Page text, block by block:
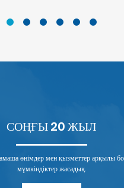
СОҢҒЫ 20 ЖЫЛ
өнімдер мен қызметтер арқылы
мүмкіндіктер жасадық.